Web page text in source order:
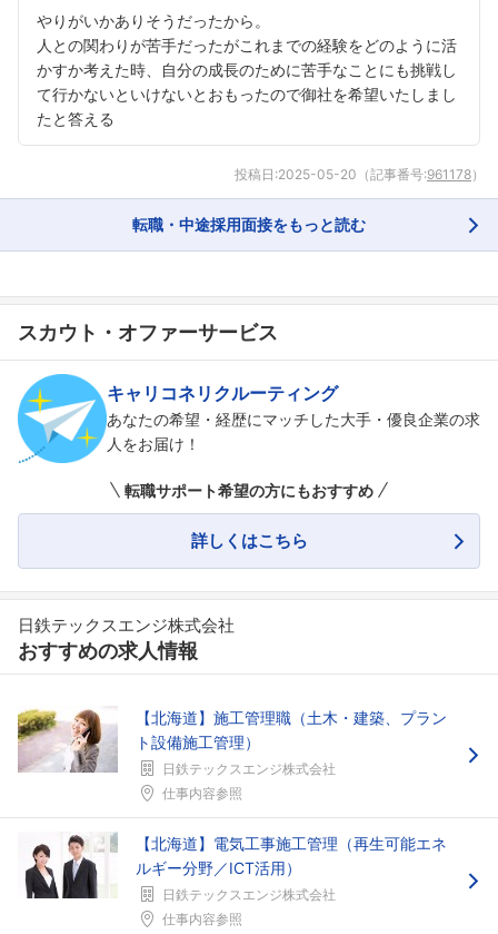
やりがいかありそうだったから。
人との関わりが苦手だったがこれまでの経験をどのように活
かすか考えた時、自分の成長のために苦手なことにも挑戦し
て行かないといけないとおもったので御社を希望いたしまし
たと答える
投稿日:2025-05-20 （記事番号:961178）
転職・中途採用面接をもっと読む
スカウト・オファーサービス
キャリコネリクルーティング
あなたの希望・経歴にマッチした大手・優良企業の求
人をお届け！
転職サポート希望の方にもおすすめ
詳しくはこちら
日鉄テックスエンジ株式会社
おすすめの求人情報
【北海道】施工管理職（土木・建築、プラン
ト設備施工管理）
日鉄テックスエンジ株式会社
仕事内容参照
【北海道】電気工事施工管理（再生可能エネ
ルギー分野／ICT活用）
日鉄テックスエンジ株式会社
仕事内容参照